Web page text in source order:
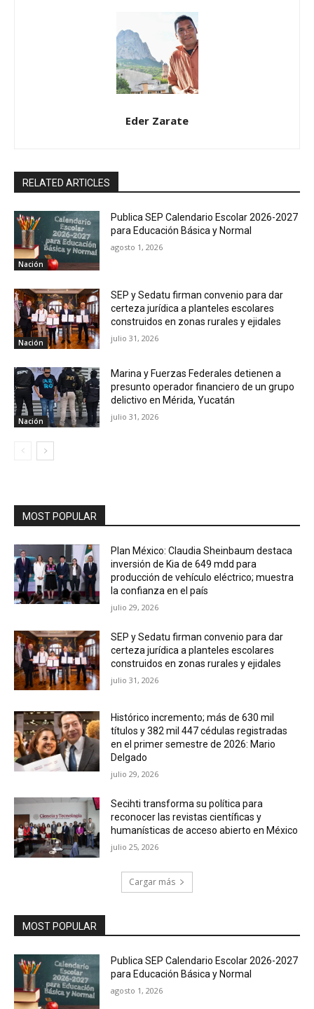
Eder Zarate
RELATED ARTICLES
Nación
Publica SEP Calendario Escolar 2026-2027
para Educación Básica y Normal
agosto 1, 2026
Nación
SEP y Sedatu firman convenio para dar
certeza jurídica a planteles escolares
construidos en zonas rurales y ejidales
julio 31, 2026
Nación
Marina y Fuerzas Federales detienen a
presunto operador financiero de un grupo
delictivo en Mérida, Yucatán
julio 31, 2026
MOST POPULAR
Plan México: Claudia Sheinbaum destaca
inversión de Kia de 649 mdd para
producción de vehículo eléctrico; muestra
la confianza en el país
julio 29, 2026
SEP y Sedatu firman convenio para dar
certeza jurídica a planteles escolares
construidos en zonas rurales y ejidales
julio 31, 2026
Histórico incremento; más de 630 mil
títulos y 382 mil 447 cédulas registradas
en el primer semestre de 2026: Mario
Delgado
julio 29, 2026
Secihti transforma su política para
reconocer las revistas científicas y
humanísticas de acceso abierto en México
julio 25, 2026
Cargar más
MOST POPULAR
Publica SEP Calendario Escolar 2026-2027
para Educación Básica y Normal
agosto 1, 2026